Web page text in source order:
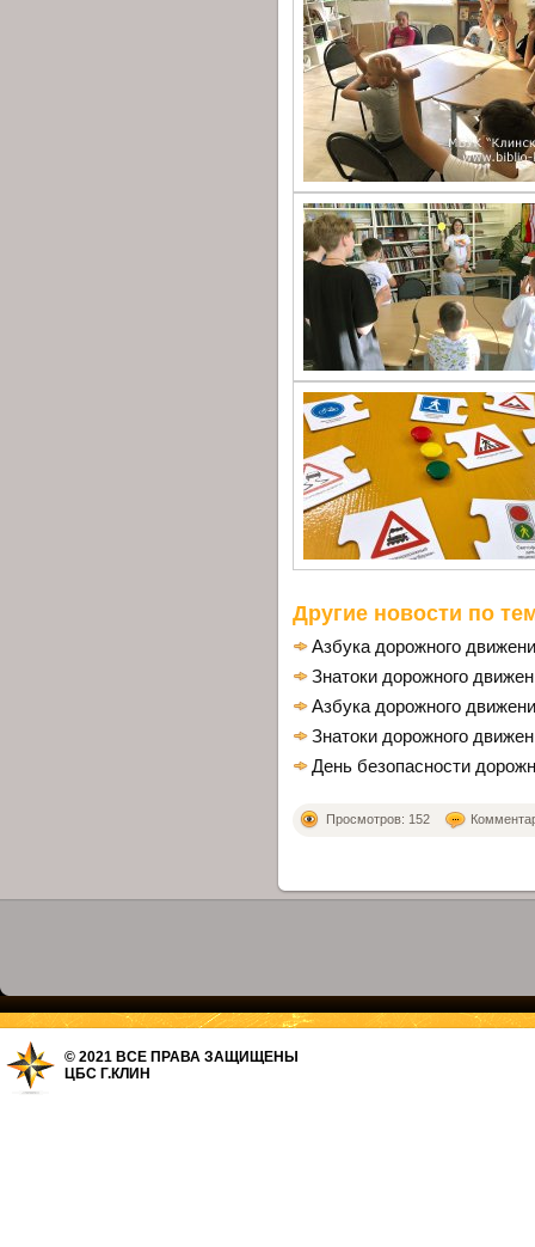
Другие новости по
Азбука дорожного
Знатоки дорожного
Азбука дорожного
Знатоки дорожного
День безопасности
Просмотров: 152
© 2021 ВСЕ ПРАВА ЗАЩИЩЕНЫ
ЦБС Г.КЛИН